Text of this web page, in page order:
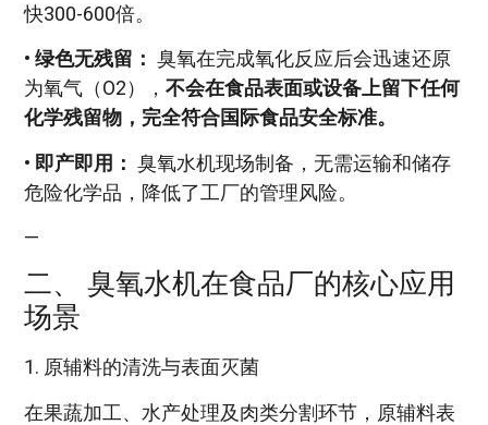
快300-600倍。
• 绿色无残留： 臭氧在完成氧化反应后会迅速还原
为氧气（O2）， 不会在食品表面或设备上留下任何
化学残留物，完全符合国际食品安全标准。
• 即产即用： 臭氧水机现场制备，无需运输和储存
危险化学品，降低了工厂的管理风险。
—
二、 臭氧水机在食品厂的核心应用
场景
1. 原辅料的清洗与表面灭菌
在果蔬加工、水产处理及肉类分割环节，原辅料表